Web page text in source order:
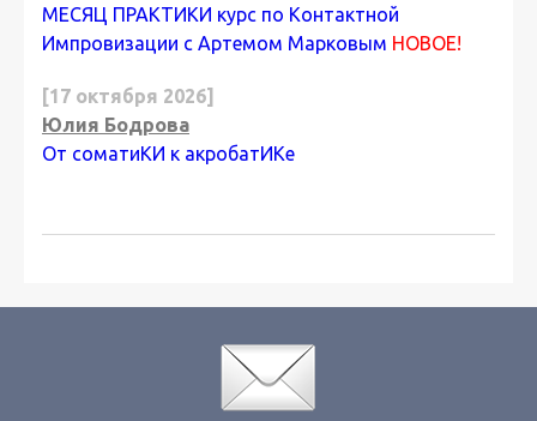
МЕСЯЦ ПРАКТИКИ курс по Контактной
Импровизации с Артемом Марковым НОВОЕ!
[17 октября 2026]
Юлия Бодрова
От соматиКИ к акробатИКе